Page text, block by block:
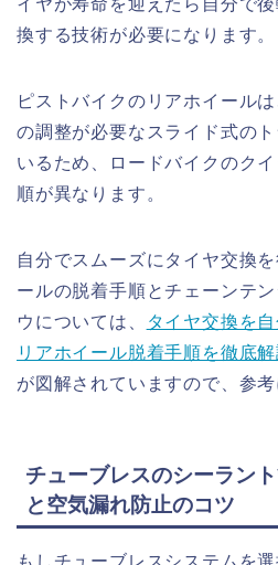
イヤが寿命を迎えたら自分で
換する技術が必要になります。
ピストバイクのリアホイール
の調整が必要なスライド式の
いるため、ロードバイクのク
順が異なります。
自分でスムーズにタイヤ交換
ールの脱着手順とチェーンテ
ウについては、
タイヤ交換を
リアホイール脱着手順を徹底解
が図解されていますので、参
チューブレスのシーラン
と空気漏れ防止のコツ
もしチューブレスシステムを